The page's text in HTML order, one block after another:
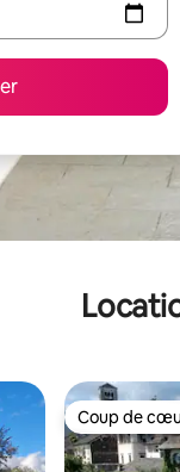
Coup de
Coup de